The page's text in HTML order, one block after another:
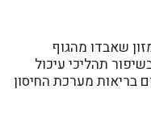
שאבדו מהגוף
תהליכי עיכול
בריאות מערכת החיסון